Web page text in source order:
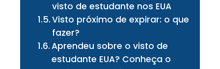
visto de estudante nos EUA
Visto próximo de expirar: o que
fazer?
Aprendeu sobre o visto de
estudante EUA? Conheça o